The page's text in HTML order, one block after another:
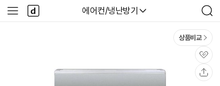
다나와
에어컨/냉난방기
검
색
사
이
다
나
와
상품비교
관
심